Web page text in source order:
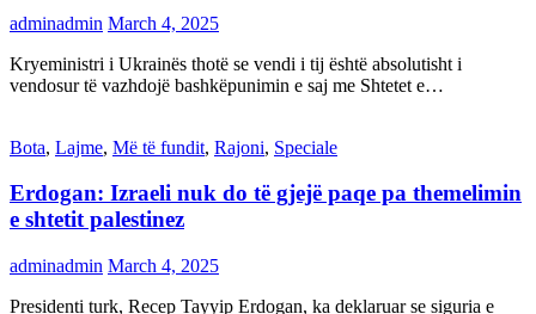
adminadmin March 4, 2025
Kryeministri i Ukrainës thotë se vendi i tij është absolutisht i
vendosur të vazhdojë bashkëpunimin e saj me Shtetet e…
Bota, Lajme, Më të fundit, Rajoni, Speciale
Erdogan: Izraeli nuk do të gjejë paqe pa themelimin
e shtetit palestinez
adminadmin March 4, 2025
Presidenti turk, Recep Tayyip Erdogan, ka deklaruar se siguria e